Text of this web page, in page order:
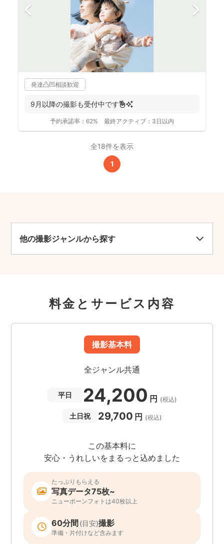
発達凸凹相談歓迎
9月以降の撮影も受付中です✌️✨
予約承諾率： 62% 最終アクティブ： 3日以内
全18件を表示
1
他の撮影ジャンルから探す
料金とサービス内容
撮影基本料
全ジャンル共通
平日 24,200 円 (税込)
土日祝 29,700 円 (税込)
この基本料に
安心・うれしいをまるっと込めました
たっぷりもらえる
写真データ75枚~
ニューボーンフォトは40枚以上
60分間 (目安)撮影
準備・片付けなど含みます